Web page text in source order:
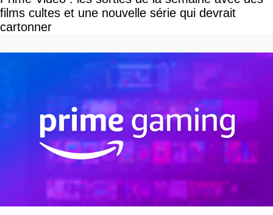
films cultes et une nouvelle série qui devrait
cartonner